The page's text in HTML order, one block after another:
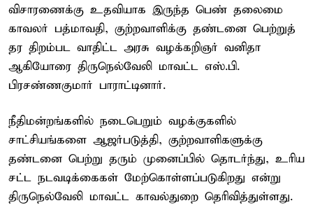
விசாரணைக்கு உதவியாக இருந்த பெண் தலைமை
காவலர் பத்மாவதி, குற்றவாளிக்கு தண்டனை பெற்றுத்
தர திறம்பட வாதிட்ட அரசு வழக்கறிஞர் வனிதா
ஆகியோரை திருநெல்வேலி மாவட்ட எஸ்.பி.
பிரசண்ணகுமார் பாராட்டினார்.
நீதிமன்றங்களில் நடைபெறும் வழக்குகளில்
சாட்சியங்களை ஆஜர்படுத்தி, குற்றவாளிகளுக்கு
தண்டனை பெற்று தரும் முனைப்பில் தொடர்ந்து, உரிய
சட்ட நடவடிக்கைகள் மேற்கொள்ளப்படுகிறது என்று
திருநெல்வேலி மாவட்ட காவல்துறை தெரிவித்துள்ளது.